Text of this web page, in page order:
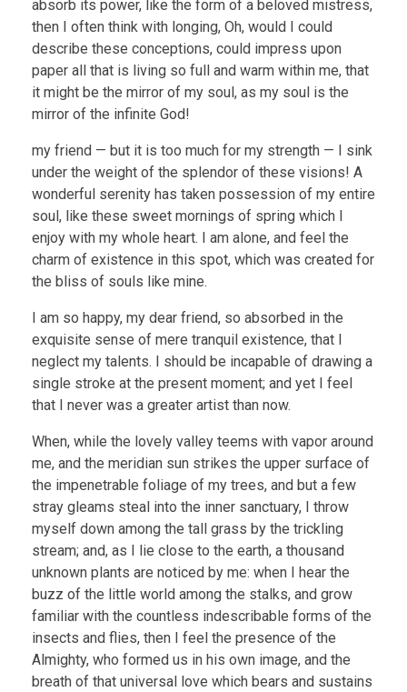
absorb its power, like the form of a beloved mistress,
then I often think with longing, Oh, would I could
describe these conceptions, could impress upon
paper all that is living so full and warm within me, that
it might be the mirror of my soul, as my soul is the
mirror of the infinite God!
my friend — but it is too much for my strength — I sink
under the weight of the splendor of these visions! A
wonderful serenity has taken possession of my entire
soul, like these sweet mornings of spring which I
enjoy with my whole heart. I am alone, and feel the
charm of existence in this spot, which was created for
the bliss of souls like mine.
I am so happy, my dear friend, so absorbed in the
exquisite sense of mere tranquil existence, that I
neglect my talents. I should be incapable of drawing a
single stroke at the present moment; and yet I feel
that I never was a greater artist than now.
When, while the lovely valley teems with vapor around
me, and the meridian sun strikes the upper surface of
the impenetrable foliage of my trees, and but a few
stray gleams steal into the inner sanctuary, I throw
myself down among the tall grass by the trickling
stream; and, as I lie close to the earth, a thousand
unknown plants are noticed by me: when I hear the
buzz of the little world among the stalks, and grow
familiar with the countless indescribable forms of the
insects and flies, then I feel the presence of the
Almighty, who formed us in his own image, and the
breath of that universal love which bears and sustains